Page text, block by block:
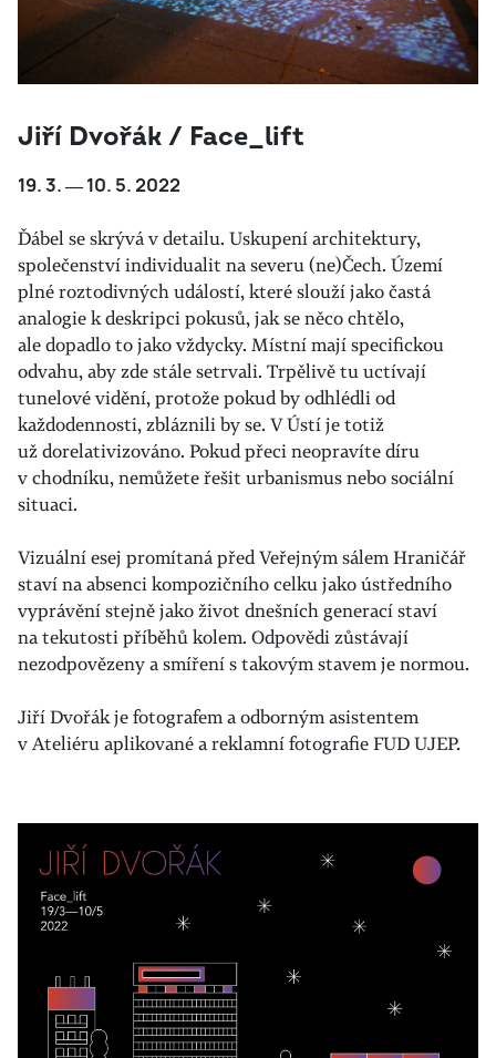
Jiří Dvořák / Face_lift
19. 3. ― 10. 5. 2022
Ďábel se skrývá v detailu. Uskupení architektury,
společenství individualit na severu (ne)Čech. Území
plné roztodivných událostí, které slouží jako častá
analogie k deskripci pokusů, jak se něco chtělo,
ale dopadlo to jako vždycky. Místní mají specifickou
odvahu, aby zde stále setrvali. Trpělivě tu uctívají
tunelové vidění, protože pokud by odhlédli od
každodennosti, zbláznili by se. V Ústí je totiž
už dorelativizováno. Pokud přeci neopravíte díru
v chodníku, nemůžete řešit urbanismus nebo sociální
situaci.
Vizuální esej promítaná před Veřejným sálem Hraničář
staví na absenci kompozičního celku jako ústředního
vyprávění stejně jako život dnešních generací staví
na tekutosti příběhů kolem. Odpovědi zůstávají
nezodpovězeny a smíření s takovým stavem je normou.
Jiří Dvořák je fotografem a odborným asistentem
v Ateliéru aplikované a reklamní fotografie FUD UJEP.